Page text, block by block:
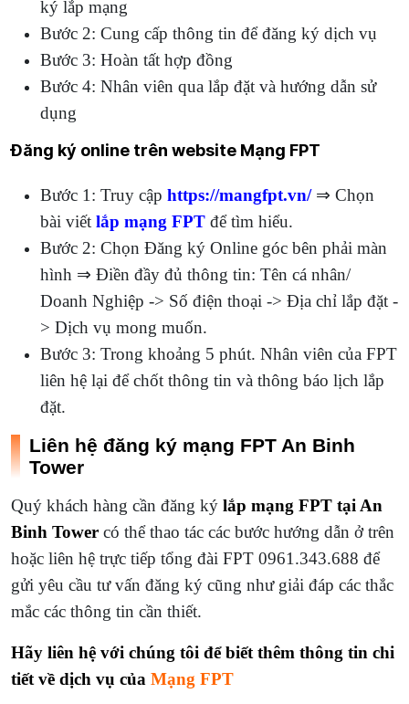
ký lắp mạng
Bước 2: Cung cấp thông tin để đăng ký dịch vụ
Bước 3: Hoàn tất hợp đồng
Bước 4: Nhân viên qua lắp đặt và hướng dẫn sử
dụng
Đăng ký online trên website Mạng FPT
Bước 1: Truy cập https://mangfpt.vn/⇒ Chọn
bài viết lắp mạng FPT để tìm hiểu.
Bước 2: Chọn Đăng ký Online góc bên phải màn
hình ⇒ Điền đầy đủ thông tin: Tên cá nhân/
Doanh Nghiệp -> Số điện thoại -> Địa chỉ lắp đặt -
> Dịch vụ mong muốn.
Bước 3: Trong khoảng 5 phút. Nhân viên của FPT
liên hệ lại để chốt thông tin và thông báo lịch lắp
đặt.
Liên hệ đăng ký mạng FPT An Binh
Tower
Quý khách hàng cần đăng ký lắp mạng FPT tại An
Binh Tower có thể thao tác các bước hướng dẫn ở trên
hoặc liên hệ trực tiếp tổng đài FPT 0961.343.688 để
gửi yêu cầu tư vấn đăng ký cũng như giải đáp các thắc
mắc các thông tin cần thiết.
Hãy liên hệ với chúng tôi để biết thêm thông tin chi
tiết về dịch vụ của Mạng FPT